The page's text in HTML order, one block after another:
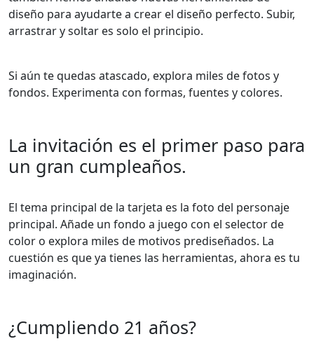
diseño para ayudarte a crear el diseño perfecto. Subir,
arrastrar y soltar es solo el principio.
Si aún te quedas atascado, explora miles de fotos y
fondos. Experimenta con formas, fuentes y colores.
La invitación es el primer paso para
un gran cumpleaños.
El tema principal de la tarjeta es la foto del personaje
principal. Añade un fondo a juego con el selector de
color o explora miles de motivos prediseñados. La
cuestión es que ya tienes las herramientas, ahora es tu
imaginación.
¿Cumpliendo 21 años?